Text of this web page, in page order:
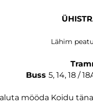
Lähim
Buss 5, 14, 18 /
mööda Koidu